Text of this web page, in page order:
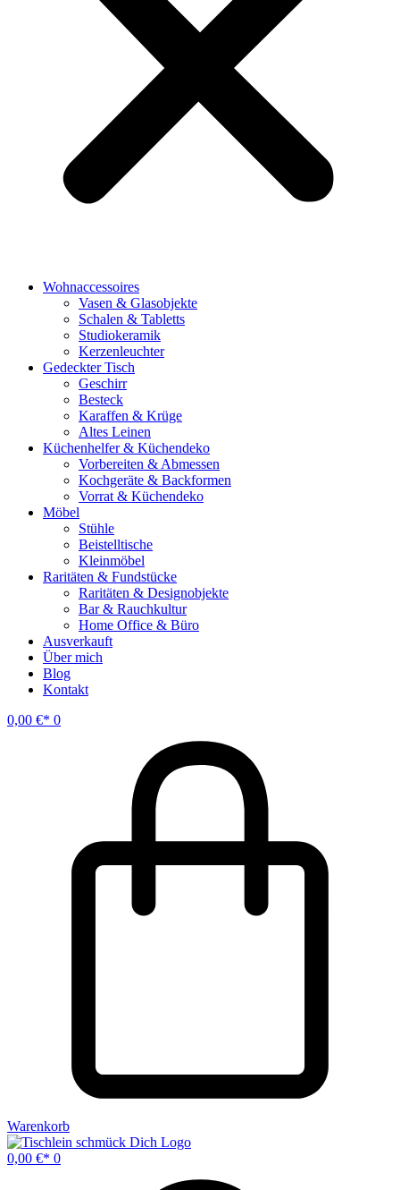
Wohnaccessoires
Vasen & Glasobjekte
Schalen & Tabletts
Studiokeramik
Kerzenleuchter
Gedeckter Tisch
Geschirr
Besteck
Karaffen & Krüge
Altes Leinen
Küchenhelfer & Küchendeko
Vorbereiten & Abmessen
Kochgeräte & Backformen
Vorrat & Küchendeko
Möbel
Stühle
Beistelltische
Kleinmöbel
Raritäten & Fundstücke
Raritäten & Designobjekte
Bar & Rauchkultur
Home Office & Büro
Ausverkauft
Über mich
Blog
Kontakt
0,00 € 0
Warenkorb
0,00 € 0